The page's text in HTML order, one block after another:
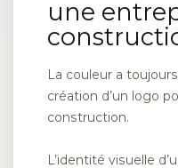
une
La couleur a
création d’un logo
construction.
L’identité visuelle